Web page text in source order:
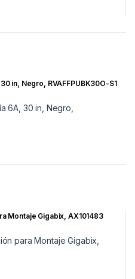
in, Negro, RVAFFPUBK30O-S1
Montaje Gigabix, AX101483